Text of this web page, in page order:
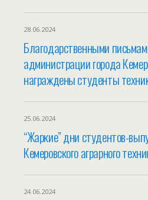
28.06.2024
Благодарственными
администрации города
награждены студенты
25.06.2024
“Жаркие” дни студентов-
Кемеровского аграрного
24.06.2024